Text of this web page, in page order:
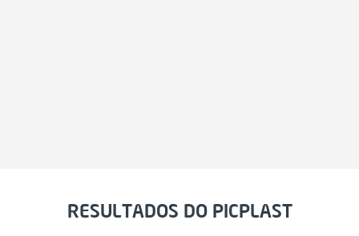
RESULTADOS DO PICPLAST